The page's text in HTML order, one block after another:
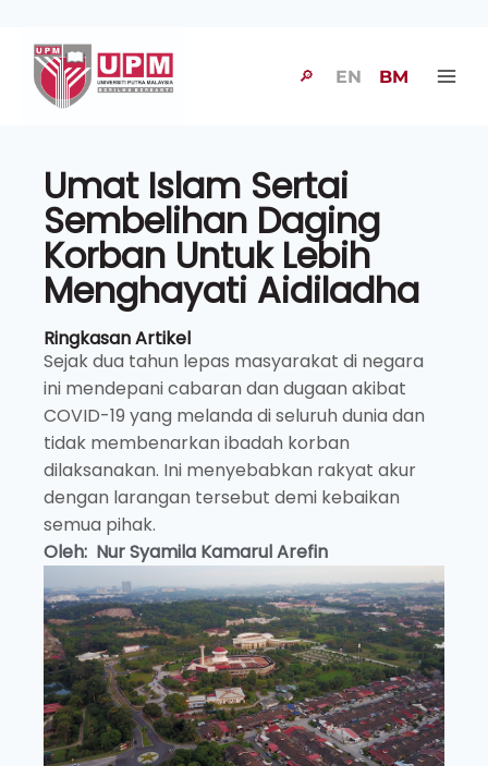
🔎 EN BM
Umat Islam Sertai
Sembelihan Daging
Korban Untuk Lebih
Menghayati Aidiladha
Ringkasan Artikel
Sejak dua tahun lepas masyarakat di negara
ini mendepani cabaran dan dugaan akibat
COVID-19 yang melanda di seluruh dunia dan
tidak membenarkan ibadah korban
dilaksanakan. Ini menyebabkan rakyat akur
dengan larangan tersebut demi kebaikan
semua pihak.
Oleh: Nur Syamila Kamarul Arefin